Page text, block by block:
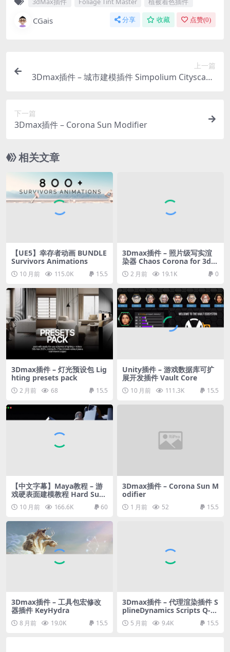
CGais 分享 收藏 点赞(0)
上一篇
3Dmax插件 – 城市建模插件 Simpolium Cityscape
下一篇
3Dmax插件 – Corona Sun Modifier
相关文章
【UE5】幸存者动画 BUNDLE
Survivors Animations
10 月前 115.0K 15.5
3Dmax插件 – 照片级写实渲
染器 Chaos Corona for 3ds
Max2 月前 19.1K 0
3Dmax插件 – 灯光预设包 Lig
hting presets pack
2 月前 68 15.5
Unity插件 – 游戏数据库可扩
展开发插件 Vault Core
10 月前 111.3K 15.5
【中文字幕】Maya教程 – 游
戏硬表面建模教程 Hard Surf
ace Modeling for Games
10 月前 166.6K 60
3Dmax插件 – Corona Sun M
odifier
1 月前 52 15.5
3Dmax插件 – 工具包宏修改
器插件 KeyHydra
8 月前 19.0K 15.5
3Dmax插件 – 代理渲染插件 S
plineDynamics Scripts Q-Pr
oxies5 月前 9.4K 15.5